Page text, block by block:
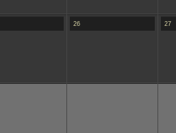
26 27